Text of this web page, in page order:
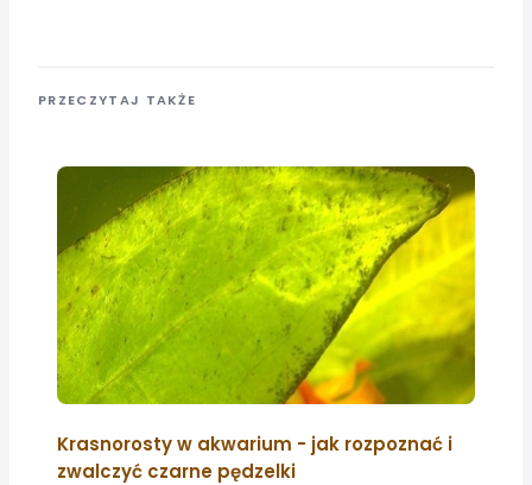
PRZECZYTAJ TAKŻE
Krasnorosty w akwarium - jak rozpoznać i
zwalczyć czarne pędzelki